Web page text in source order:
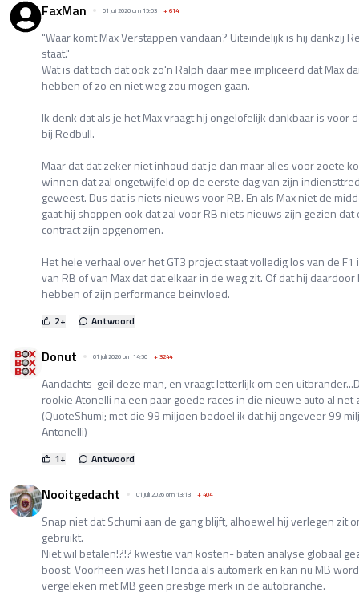
FaxMan 01 juli 2026 om 15:03 +614
"Waar komt Max Verstappen vandaan? Uiteindelijk is hij dankzij
staat."
Wat is dat toch dat ook zo'n Ralph daar mee impliceerd dat Max
hebben of zo en niet weg zou mogen gaan.
Ik denk dat als je het Max vraagt hij ongelofelijk dankbaar is voor
bij Redbull.
Maar dat dat zeker niet inhoud dat je dan maar alles voor zoete
winnen dat zal ongetwijfeld op de eerste dag van zijn
geweest. Dus dat is niets nieuws voor RB. En als Max niet de
gaat hij shoppen ook dat zal voor RB niets nieuws zijn gezien
contract zijn opgenomen.
Het hele verhaal over het GT3 project staat volledig los van de
van RB of van Max dat dat elkaar in de weg zit. Of dat hij
hebben of zijn performance beinvloed.
2+ Antwoord
Donut 01 juli 2026 om 14:50 +3244
Aandachts-geil deze man, en vraagt letterlijk om een
rookie Atonelli na een paar goede races in die nieuwe auto al net
(QuoteShumi; met die 99 miljoen bedoel ik dat hij ongeveer 99
Antonelli)
1+ Antwoord
Nooitgedacht 01 juli 2026 om 13:13 +404
Snap niet dat Schumi aan de gang blijft, alhoewel hij verlegen zit
gebruikt.
Niet wil betalen!?!? kwestie van kosten- baten analyse globaal
boost. Voorheen was het Honda als automerk en kan nu MB
vergeleken met MB geen prestige merk in de autobranche.